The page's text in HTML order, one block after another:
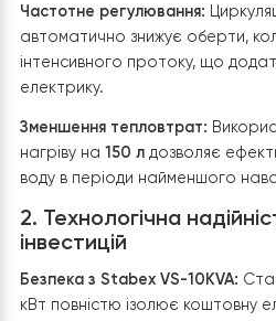
м, особливу увагу було
Оскільки сучасні інверторні
напруги, ми реалізували
мережевих перешкод.
Ключові аспекти
Стабілізатор Stabex VS-
потужний настінний
МодельStabex VS-10KVA
обладнання від
та мережевих шумів. Це